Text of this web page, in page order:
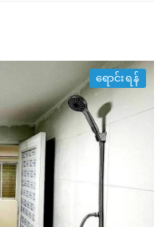
ရောင်းရန်